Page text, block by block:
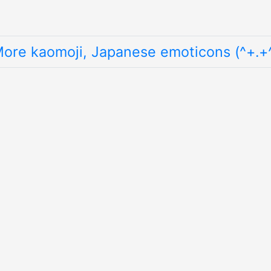
kaomoji, Japanese emoticons